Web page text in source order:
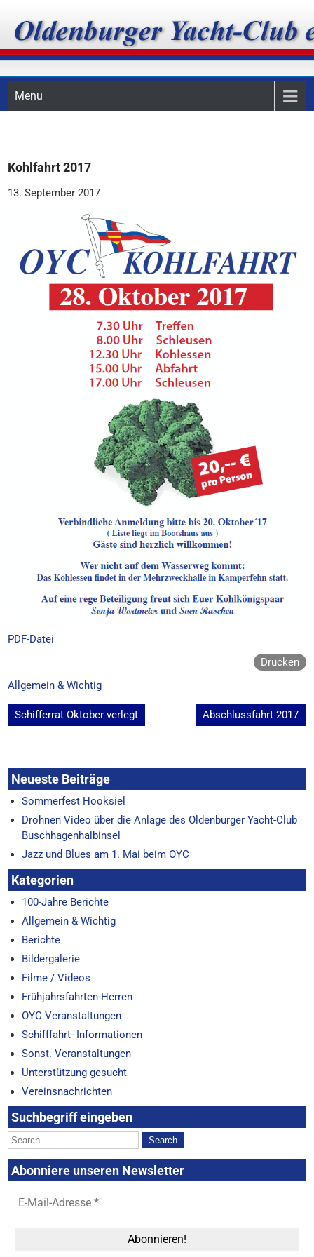
content
Oldenburger Yacht-Club
e.V.
Menu
Kohlfahrt 2017
13. September 2017
PDF-Datei
Drucken
Allgemein & Wichtig
Beitragsnavigation
Schifferrat Oktober verlegt Abschlussfahrt 2017
Neueste Beiträge
Sommerfest Hooksiel
Drohnen Video über die Anlage des Oldenburger Yacht-Club
Buschhagenhalbinsel
Jazz und Blues am 1. Mai beim OYC
Kategorien
100-Jahre Berichte
Allgemein & Wichtig
Berichte
Bildergalerie
Filme / Videos
Frühjahrsfahrten-Herren
OYC Veranstaltungen
Schifffahrt- Informationen
Sonst. Veranstaltungen
Unterstützung gesucht
Vereinsnachrichten
Suchbegriff eingeben
Abonniere unseren Newsletter